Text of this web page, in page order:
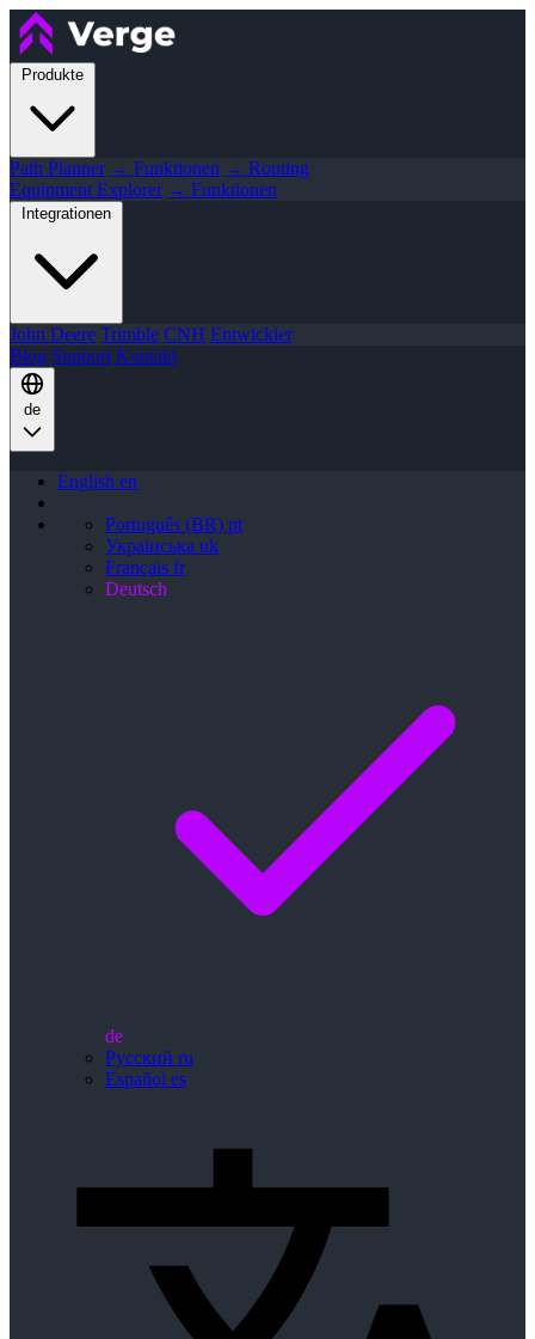
Produkte
Path Planner → Funktionen → Routing
Equipment Explorer → Funktionen
Integrationen
John Deere Trimble CNH Entwickler
Blog Support Kontakt
de
English en
Português (BR) pt
Українська uk
Français fr
Deutsch
de
Русский ru
Español es